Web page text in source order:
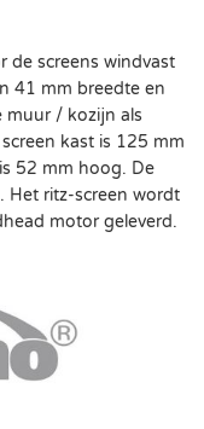
de screens windvast
41 mm breedte en
muur / kozijn als
kast is 125 mm
52 mm hoog. De
Het ritz-screen wordt
motor geleverd.